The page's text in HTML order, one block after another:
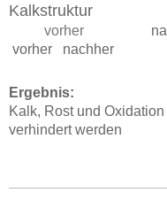
Kalkstruktur
vorher
vorher nachher
Ergebnis:
Kalk, Rost und
verhindert werden